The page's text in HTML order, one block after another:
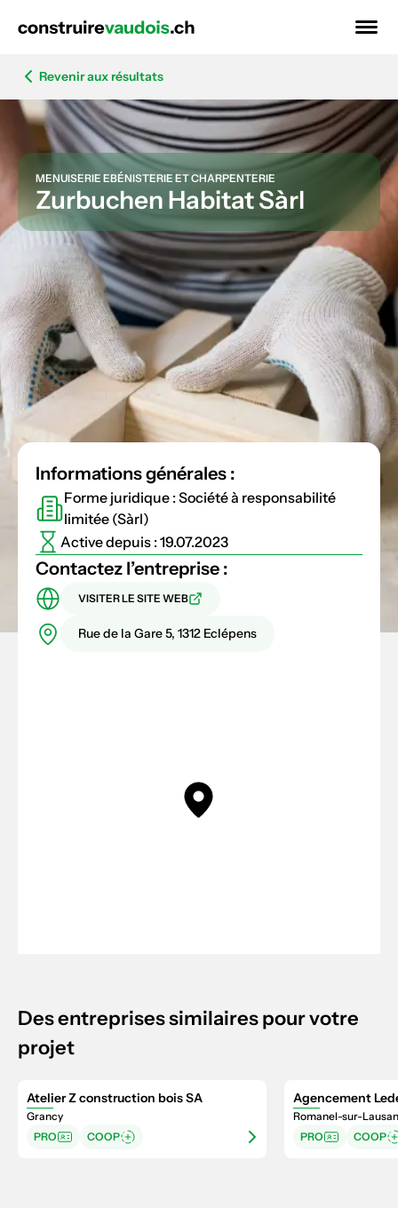
Revenir aux résultats
MENUISERIE EBÉNISTERIE ET CHARPENTERIE
Zurbuchen Habitat Sàrl
Informations générales :
Forme juridique : Société à responsabilité
limitée (Sàrl)
Active depuis : 19.07.2023
Contactez l’entreprise :
VISITER LE SITE WEB
Rue de la Gare 5, 1312 Eclépens
Des entreprises similaires pour votre
projet
Atelier Z construction bois SA
Grancy
PRO
COOP
Agencement
Romanel-sur-
PRO
COOP